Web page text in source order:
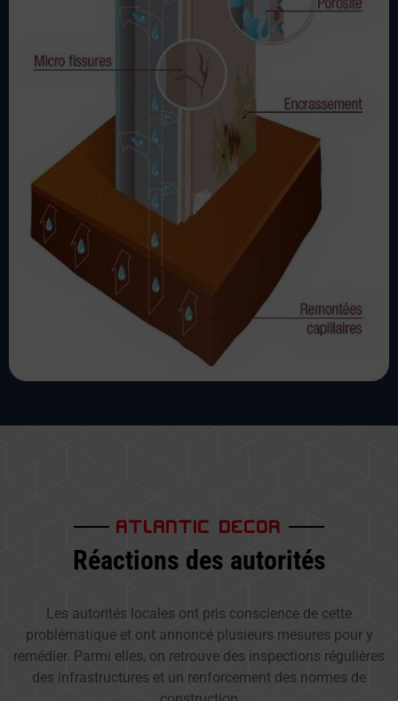
ATLANTIC DECOR
Réactions des autorités
Les autorités locales ont pris conscience de cette
problématique et ont annoncé plusieurs mesures pour y
remédier. Parmi elles, on retrouve des inspections régulières
des infrastructures et un renforcement des normes de